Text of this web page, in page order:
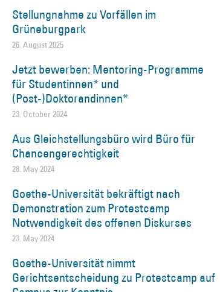
Stellungnahme zu Vorfällen im
Grüneburgpark
26. August 2025
Jetzt bewerben: Mentoring-Programme
für Studentinnen* und
(Post-)Doktorandinnen*
23. October 2024
Aus Gleichstellungsbüro wird Büro für
Chancengerechtigkeit
28. May 2024
Goethe-Universität bekräftigt nach
Demonstration zum Protestcamp
Notwendigkeit des offenen Diskurses
23. May 2024
Goethe-Universität nimmt
Gerichtsentscheidung zu Protestcamp auf